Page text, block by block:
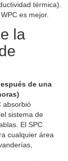
térmica).
es mejor.
la
de una
absorbió
sistema de
El SPC
cualquier área